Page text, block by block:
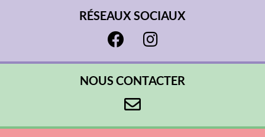
RÉSEAUX SOCIAUX
NOUS CONTACTER